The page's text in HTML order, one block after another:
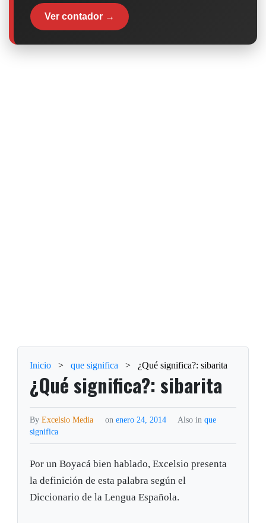
Ver contador →
Inicio > que significa > ¿Qué significa?: sibarita
¿Qué significa?: sibarita
ByExcelsio Media on enero 24, 2014 Also in que
significa
Por un Boyacá bien hablado, Excelsio presenta
la definición de esta palabra según el
Diccionario de la Lengua Española.